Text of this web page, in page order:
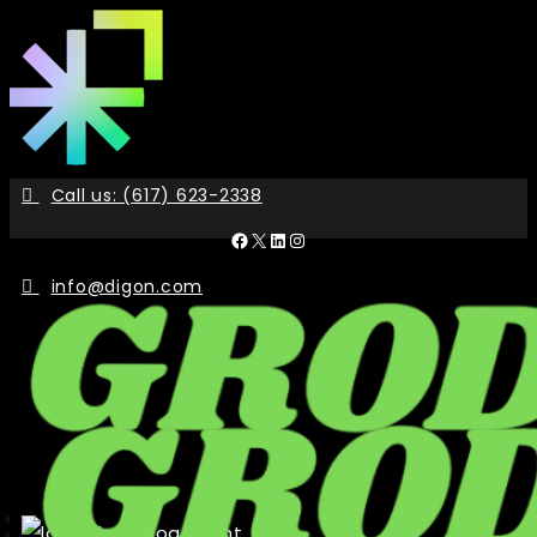
to
content
Call us: (617) 623-2338
Facebook
X LinkedIn
Instagram
info@digon.com